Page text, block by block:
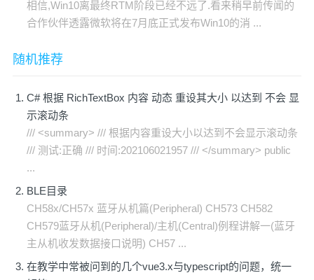
相信,Win10离最终RTM阶段已经不远了.看来稍早前传闻的
合作伙伴透露微软将在7月底正式发布Win10的消 ...
随机推荐
C# 根据 RichTextBox 内容 动态 重设其大小 以达到 不会 显
示滚动条
/// <summary> /// 根据内容重设大小以达到不会显示滚动条
/// 测试:正确 /// 时间:202106021957 /// </summary> public
...
BLE目录
CH58x/CH57x 蓝牙从机篇(Peripheral) CH573 CH582
CH579蓝牙从机(Peripheral)/主机(Central)例程讲解一(蓝牙
主从机收发数据接口说明) CH57 ...
在教学中常被问到的几个vue3.x与typescript的问题，统一